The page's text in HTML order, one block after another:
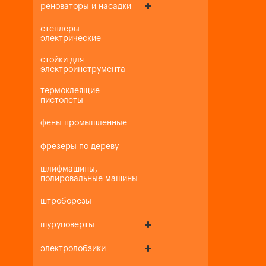
реноваторы и насадки
степлеры
электрические
стойки для
электроинструмента
термоклеящие
пистолеты
фены промышленные
фрезеры по дереву
шлифмашины,
полировальные машины
штроборезы
шуруповерты
электролобзики